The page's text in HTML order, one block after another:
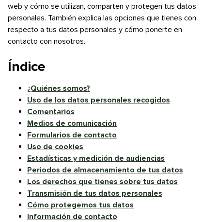
web y cómo se utilizan, comparten y protegen tus datos
personales. También explica las opciones que tienes con
respecto a tus datos personales y cómo ponerte en
contacto con nosotros.
Índice
¿Quiénes somos?
Uso de los datos personales recogidos
Comentarios
Medios de comunicación
Formularios de contacto
Uso de cookies
Estadísticas y medición de audiencias
Periodos de almacenamiento de tus datos
Los derechos que tienes sobre tus datos
Transmisión de tus datos personales
Cómo protegemos tus datos
Información de contacto